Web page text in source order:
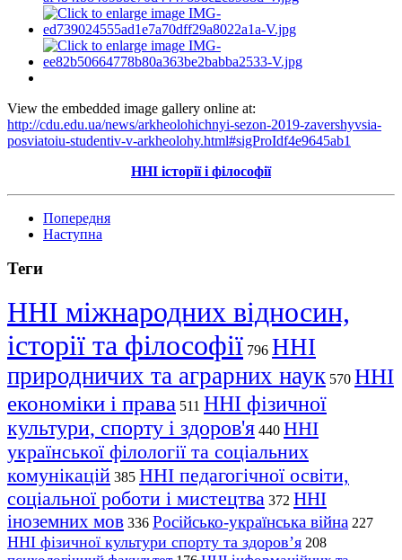
View the embedded image gallery online at:
http://cdu.edu.ua/news/arkheolohichnyi-sezon-2019-zavershyvsia-
posviatoiu-studentiv-v-arkheolohy.html#sigProIdf4e9645ab1
ННІ історії і філософії
Попередня
Наступна
Теги
ННІ міжнародних відносин,
історії та філософії 796 ННІ
природничих та аграрних наук 570 ННІ
економіки і права 511 ННІ фізичної
культури, спорту і здоров'я 440 ННІ
української філології та соціальних
комунікацій 385 ННІ педагогічної освіти,
соціальної роботи і мистецтва 372 ННІ
іноземних мов 336 Російсько-українська війна 227
ННІ фізичної культури спорту та здоров’я 208